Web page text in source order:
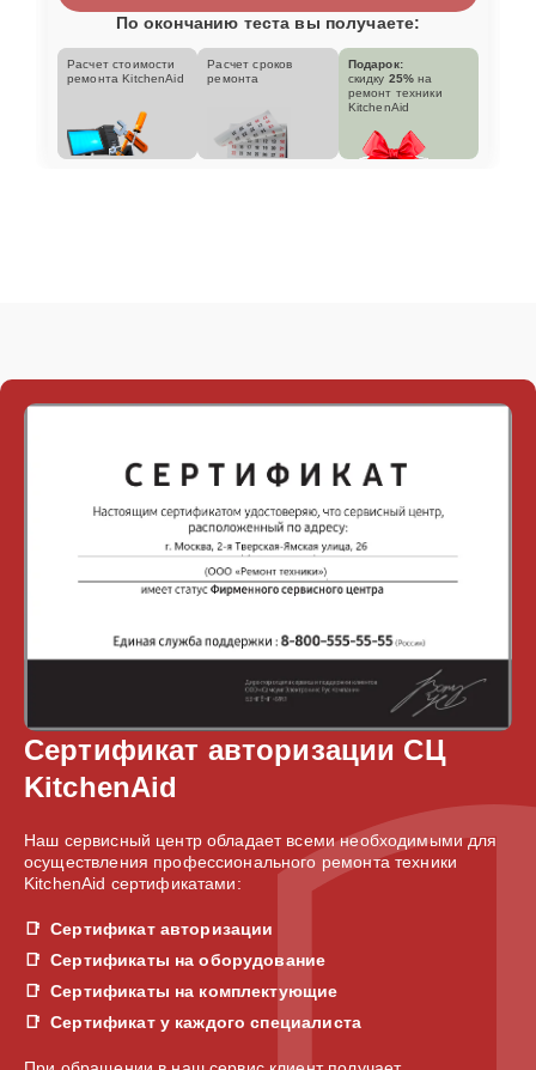
По окончанию теста вы получаете:
Расчет стоимости
ремонта KitchenAid
Расчет сроков
ремонта
Подарок:
скидку 25% на
ремонт техники
KitchenAid
Сертификат авторизации СЦ
KitchenAid
Наш сервисный центр обладает всеми необходимыми для
осуществления профессионального ремонта техники
KitchenAid сертификатами:
Сертификат авторизации
Сертификаты на оборудование
Сертификаты на комплектующие
Сертификат у каждого специалиста